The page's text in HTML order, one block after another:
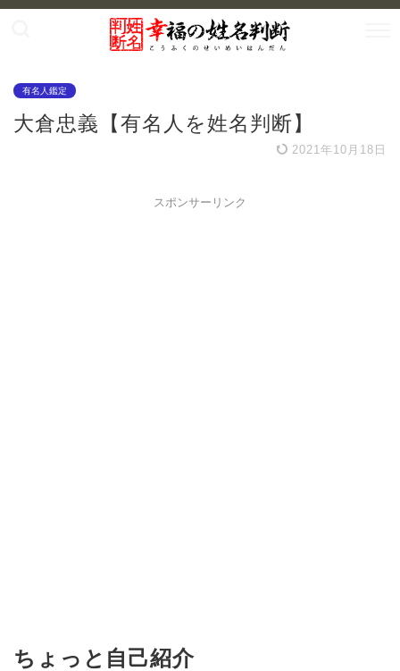
有名人鑑定
大倉忠義【有名人を姓名判断】
2021年10月18日
スポンサーリンク
ちょっと自己紹介